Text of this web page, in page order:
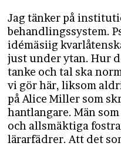
Jag tänker på
behandlingssystem.
idémäsiig
just under ytan. Hur
tanke och tal ska
vi gör här, liksom
på Alice Miller som
hantlangare. Män
och allsmäktiga
lärarfädrer. Att det